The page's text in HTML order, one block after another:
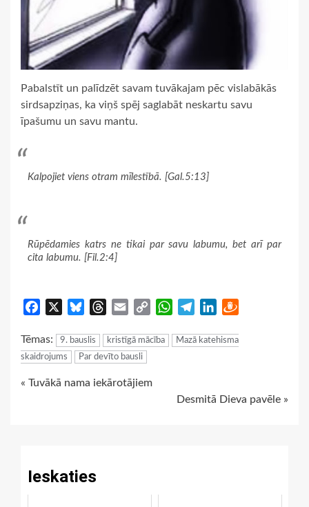
Pabalstīt un palīdzēt savam tuvākajam pēc vislabākās
sirdsapziņas, ka viņš spēj saglabāt neskartu savu
īpašumu un savu mantu.
Kalpojiet viens otram mīlestībā. [Gal.5:13]
Rūpēdamies katrs ne tikai par savu labumu, bet arī par
cita labumu. [Fil.2:4]
Facebook BlueskyThreads
Email
Copy
WhatsApp
TelegramLinkedIn
Tēmas: 9. bauslis kristīgā mācība
Mazā katehisma
skaidrojums
Par devīto bausli
Continue
« Tuvākā nama iekārotājiem
Desmitā Dieva pavēle »
Ieskaties